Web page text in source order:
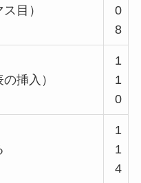
目）
0
8
挿入）
1
1
0
1
1
4